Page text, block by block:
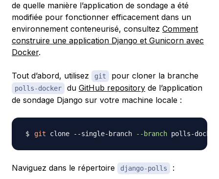
de quelle manière l’application de sondage a été
modifiée pour fonctionner efficacement dans un
environnement conteneurisé, consultez Comment
construire une application Django et Gunicorn avec
Docker.
Tout d’abord, utilisez git pour cloner la branche
polls-docker du GitHub repository de l’application
de sondage Django sur votre machine locale :
git clone --single-branch --branch
Naviguez dans le répertoire django-polls :